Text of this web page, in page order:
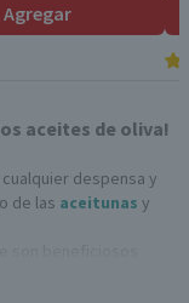
Agregar
aceites de oliva!
despensa y
de las aceitunas y
siendo una